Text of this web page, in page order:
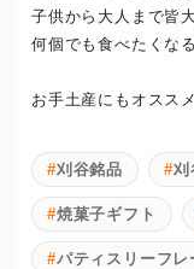
子供から大人まで皆
何個でも食べたくな
お手土産にもオスス
刈谷銘品 刈
焼菓子ギフト
パティスリーフレ